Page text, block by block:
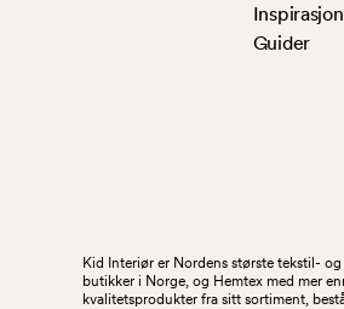
Inspirasjon
Guider
Kid Interiør er Nordens største tekstil-
butikker i Norge, og Hemtex med mer
kvalitetsprodukter fra sitt sortiment,